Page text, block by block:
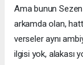
Ama bunun
arkamda olan,
verseler aynı
ilgisi yok, alakası